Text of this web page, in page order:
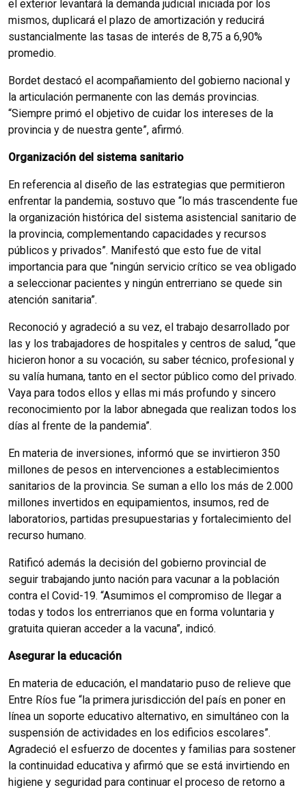
el exterior levantará la demanda judicial iniciada por los
mismos, duplicará el plazo de amortización y reducirá
sustancialmente las tasas de interés de 8,75 a 6,90%
promedio.
Bordet destacó el acompañamiento del gobierno nacional y
la articulación permanente con las demás provincias.
“Siempre primó el objetivo de cuidar los intereses de la
provincia y de nuestra gente”, afirmó.
Organización del sistema sanitario
En referencia al diseño de las estrategias que permitieron
enfrentar la pandemia, sostuvo que “lo más trascendente fue
la organización histórica del sistema asistencial sanitario de
la provincia, complementando capacidades y recursos
públicos y privados”. Manifestó que esto fue de vital
importancia para que “ningún servicio crítico se vea obligado
a seleccionar pacientes y ningún entrerriano se quede sin
atención sanitaria”.
Reconoció y agradeció a su vez, el trabajo desarrollado por
las y los trabajadores de hospitales y centros de salud, “que
hicieron honor a su vocación, su saber técnico, profesional y
su valía humana, tanto en el sector público como del privado.
Vaya para todos ellos y ellas mi más profundo y sincero
reconocimiento por la labor abnegada que realizan todos los
días al frente de la pandemia”.
En materia de inversiones, informó que se invirtieron 350
millones de pesos en intervenciones a establecimientos
sanitarios de la provincia. Se suman a ello los más de 2.000
millones invertidos en equipamientos, insumos, red de
laboratorios, partidas presupuestarias y fortalecimiento del
recurso humano.
Ratificó además la decisión del gobierno provincial de
seguir trabajando junto nación para vacunar a la población
contra el Covid-19. “Asumimos el compromiso de llegar a
todas y todos los entrerrianos que en forma voluntaria y
gratuita quieran acceder a la vacuna”, indicó.
Asegurar la educación
En materia de educación, el mandatario puso de relieve que
Entre Ríos fue “la primera jurisdicción del país en poner en
línea un soporte educativo alternativo, en simultáneo con la
suspensión de actividades en los edificios escolares”.
Agradeció el esfuerzo de docentes y familias para sostener
la continuidad educativa y afirmó que se está invirtiendo en
higiene y seguridad para continuar el proceso de retorno a